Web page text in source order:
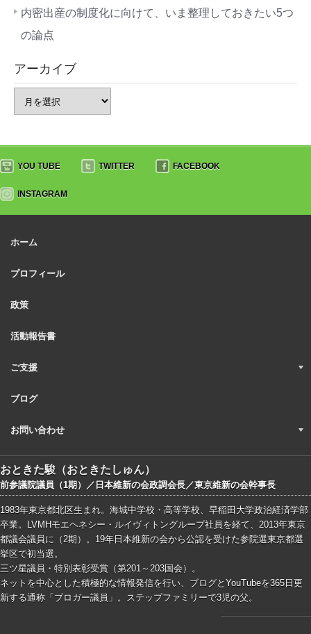
内密出産の制度化に向けて、いま整理しておきたい5つ
の論点
アーカイブ
YOU TUBE TWITTER FACEBOOK
INSTAGRAM
ホーム
プロフィール
政策
活動報告書
ご支援
ブログ
お問い合わせ
おときた駿（おときたしゅん）
前参議院議員（1期）／日本維新の会政調会長／東京維新の会幹事長
1983年東京都北区生まれ。海城中学校・高等学校、早稲田大学政治経済学部
卒業。LVMHモエヘネシー・ルイヴィトングループ社員を経て、2013年東京
都議会議員に（2期）。19年日本維新の会から公認を受けた参院選東京都選
挙区で初当選。
三ツ星議員・特別表彰受賞（第201～203国会）。
ネットを中心とした積極的な情報発信を行い、ブログとYouTubeを365日更
新する通称「ブロガー議員」。ステップファミリーで3児の父。